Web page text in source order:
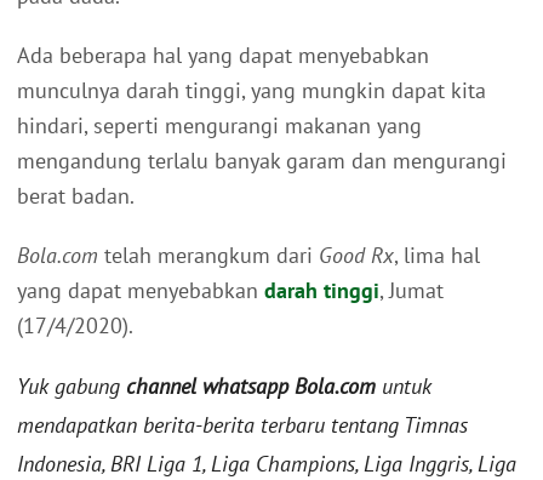
Ada beberapa hal yang dapat menyebabkan
munculnya darah tinggi, yang mungkin dapat kita
hindari, seperti mengurangi makanan yang
mengandung terlalu banyak garam dan mengurangi
berat badan.
Bola.com telah merangkum dari Good Rx, lima hal
yang dapat menyebabkan darah tinggi, Jumat
(17/4/2020).
Yuk gabung channel whatsapp Bola.com untuk
mendapatkan berita-berita terbaru tentang Timnas
Indonesia, BRI Liga 1, Liga Champions, Liga Inggris, Liga